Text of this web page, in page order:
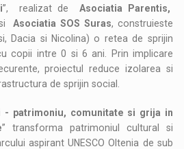
”, realizat de Asociatia Parentis,
Asociatia SOS Suras, construieste
Dacia si Nicolina) o retea de sprijin
copii intre 0 si 6 ani. Prin implicare
proiectul reduce izolarea si
de sprijin social.
- patrimoniu, comunitate si grija in
” transforma patrimoniul cultural si
aspirant UNESCO Oltenia de sub